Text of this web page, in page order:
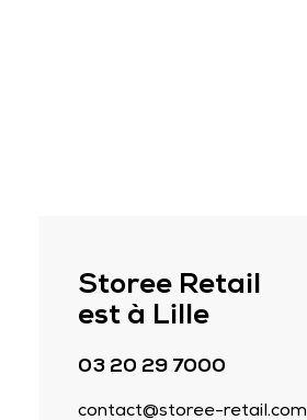
Storee Retail
est à Lille
03 20 29 7000
contact@storee-retail.com